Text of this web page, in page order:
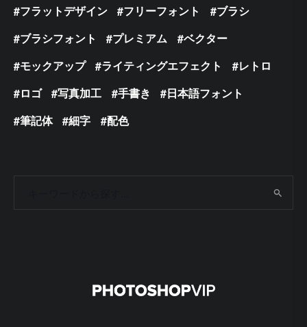
フラットデザイン
フリーフォント
ブラシ
ブラシフォント
プレミアム
ベクター
モックアップ
ライティングエフェクト
レトロ
ロゴ
写真加工 手書き
日本語フォント
筆記体
細字 配色